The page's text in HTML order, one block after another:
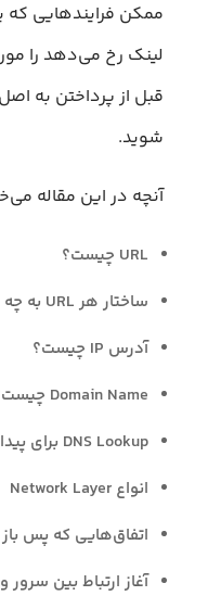
ممکن فرایند‌هایی
لینک رخ می‌دهد را
قبل از پرداختن به
شوید.
آنچه در این مقاله
URL چیست؟
ساختار هر URL به چه شکل است؟
آدرس IP چیست؟
Domain Name چیست؟
DNS Lookup برای پیدا کردن آدرس IP
انواع Network Layer
اتفاق‌هایی که پس
آغاز ارتباط بین سرور